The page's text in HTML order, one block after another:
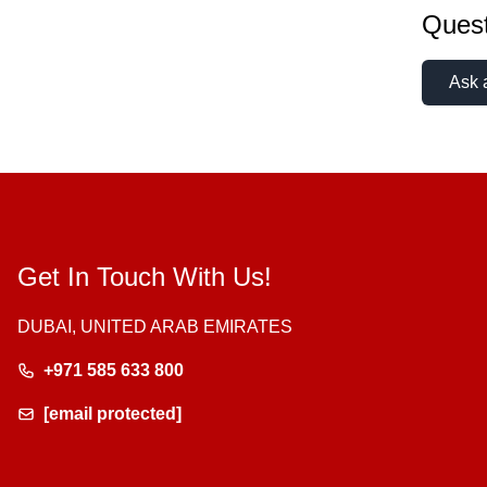
Ask
Get In Touch With Us!
DUBAI, UNITED ARAB EMIRATES
+971 585 633 800
[email protected]